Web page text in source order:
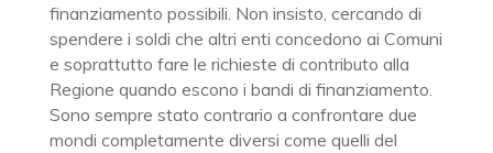
finanziamento possibili. Non insisto, cercando di
spendere i soldi che altri enti concedono ai Comuni
e soprattutto fare le richieste di contributo alla
Regione quando escono i bandi di finanziamento.
Sono sempre stato contrario a confrontare due
mondi completamente diversi come quelli del